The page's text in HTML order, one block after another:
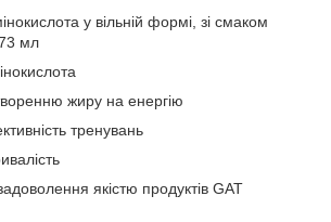
у вільній формі, зі смаком
мл
жиру на енергію
тренувань
якістю продуктів GAT